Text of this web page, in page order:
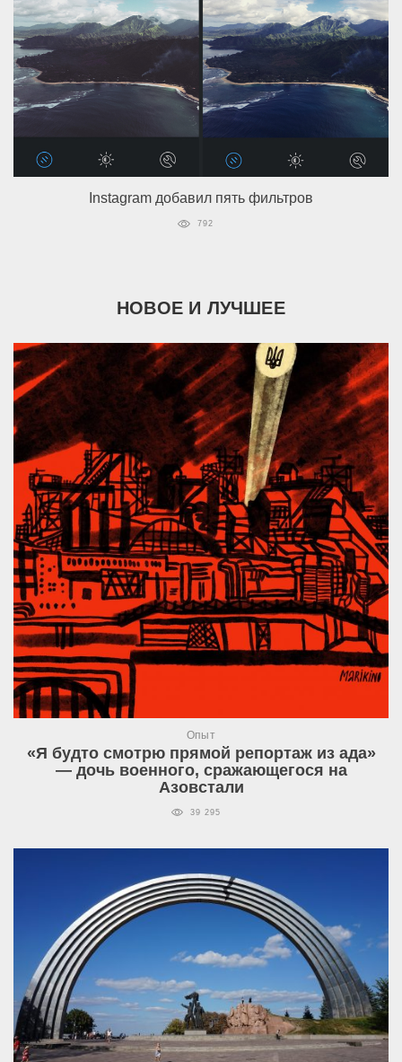
Instagram добавил пять фильтров
792
НОВОЕ И ЛУЧШЕЕ
Опыт
«Я будто смотрю прямой репортаж из ада»
— дочь военного, сражающегося на
Азовстали
39 295